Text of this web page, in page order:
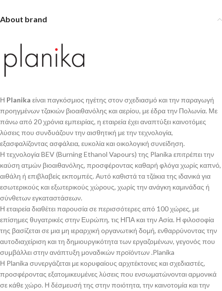
About brand
Η Planika είναι παγκόσμιος ηγέτης στον σχεδιασμό και την παραγωγή
προηγμένων τζακιών βιοαιθανόλης και αερίου, με έδρα την Πολωνία. Με
πάνω από 20 χρόνια εμπειρίας, η εταιρεία έχει αναπτύξει καινοτόμες
λύσεις που συνδυάζουν την αισθητική με την τεχνολογία,
εξασφαλίζοντας ασφάλεια, ευκολία και οικολογική συνείδηση.
Η τεχνολογία BEV (Burning Ethanol Vapours) της Planika επιτρέπει την
καύση ατμών βιοαιθανόλης, προσφέροντας καθαρή φλόγα χωρίς καπνό,
αιθάλη ή επιβλαβείς εκπομπές. Αυτό καθιστά τα τζάκια της ιδανικά για
εσωτερικούς και εξωτερικούς χώρους, χωρίς την ανάγκη καμινάδας ή
σύνθετων εγκαταστάσεων.
Η εταιρεία διαθέτει παρουσία σε περισσότερες από 100 χώρες, με
επίσημες θυγατρικές στην Ευρώπη, τις ΗΠΑ και την Ασία. Η φιλοσοφία
της βασίζεται σε μια μη ιεραρχική οργανωτική δομή, ενθαρρύνοντας την
αυτοδιαχείριση και τη δημιουργικότητα των εργαζομένων, γεγονός που
συμβάλλει στην ανάπτυξη μοναδικών προϊόντων .Planika
Η Planika συνεργάζεται με κορυφαίους αρχιτέκτονες και σχεδιαστές,
προσφέροντας εξατομικευμένες λύσεις που ενσωματώνονται αρμονικά
σε κάθε χώρο. Η δέσμευσή της στην ποιότητα, την καινοτομία και την